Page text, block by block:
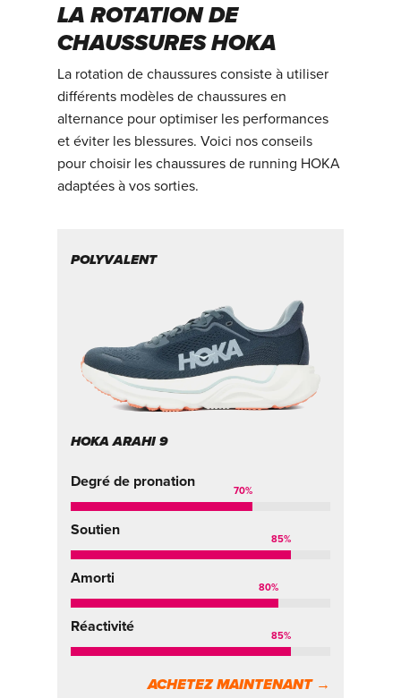
LA ROTATION DE
CHAUSSURES HOKA
La rotation de chaussures consiste à utiliser
différents modèles de chaussures en
alternance pour optimiser les performances
et éviter les blessures. Voici nos conseils
pour choisir les chaussures de running HOKA
adaptées à vos sorties.
POLYVALENT
HOKA ARAHI 9
Degré de pronation
70%
Soutien
85%
Amorti
80%
Réactivité
85%
ACHETEZ MAINTENANT →